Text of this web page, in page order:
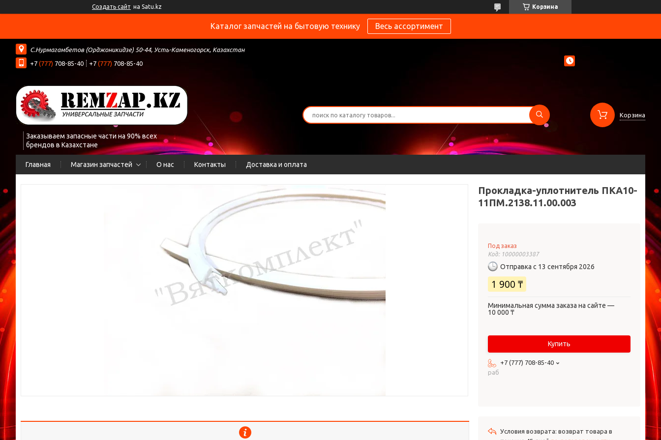
Создать сайт на Satu.kz Корзина
Каталог запчастей на бытовую технику Весь ассортимент
С.Нурмагамбетов (Орджоникидзе) 50-44, Усть-Каменогорск, Казахстан
+7 (777) 708-85-40 +7 (777) 708-85-40
Заказываем запасные части на 90% всех
брендов в Казахстане
Корзина
Главная Магазин запчастей О нас Контакты Доставка и оплата
Прокладка-уплотнитель ПКА10-
11ПМ.2138.11.00.003
Под заказ
Код: 10000003387
Отправка с 13 сентября 2026
1 900 ₸
Минимальная сумма заказа на сайте —
10 000 ₸
Купить
+7 (777) 708-85-40
раб
возврат товара в